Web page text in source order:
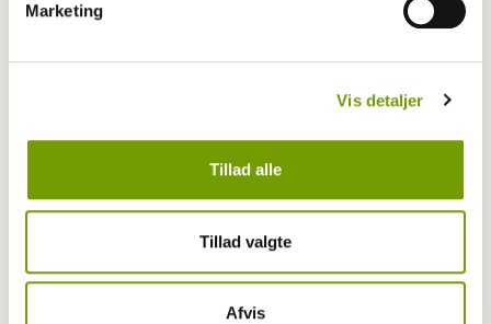
Marketing
Vis detaljer
Tillad alle
Tillad valgte
Afvis